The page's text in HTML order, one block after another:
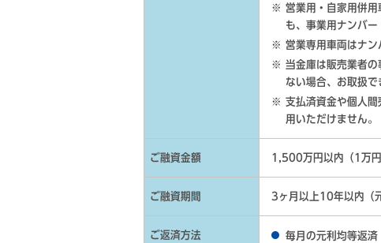
営業用・自家用併
も、事業用ナンバー
営業専用車両はナン
当金庫は販売業者
ない場合、お取扱で
支払済資金や個人間
用いただけません。
ご融資金額 1,500万円以内（1万円
ご融資期間 3ヶ月以上10年以内（
ご返済方法
毎月の元利均等返済